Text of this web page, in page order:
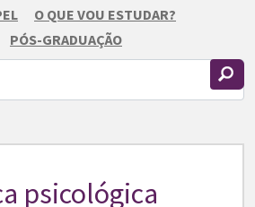
O QUE VOU ESTUDAR?
PÓS-GRADUAÇÃO
psicológica